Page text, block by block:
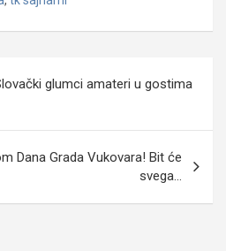
glumci amateri u gostima
Dana Grada Vukovara! Bit će
svega…